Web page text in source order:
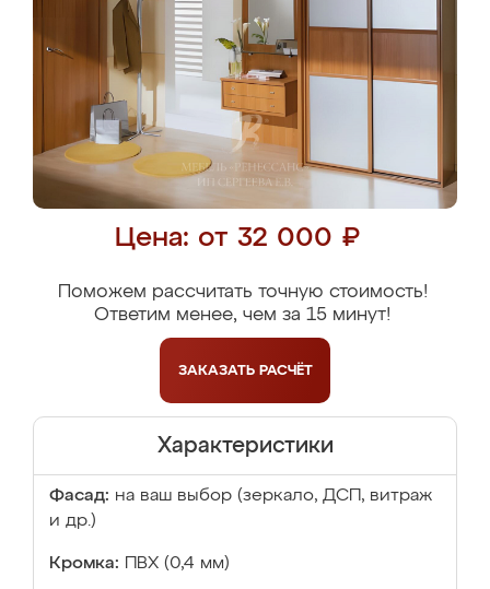
Цена: от 32 000 ₽
Поможем рассчитать точную стоимость!
Ответим менее, чем за 15 минут!
ЗАКАЗАТЬ РАСЧЁТ
Характеристики
Фасад: на ваш выбор (зеркало, ДСП, витраж
и др.)
Кромка: ПВХ (0,4 мм)